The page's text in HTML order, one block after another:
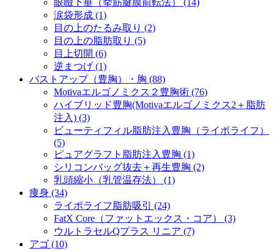
眼瞼下垂（挙筋腱膜前転法） (14)
涙袋形成 (1)
目の上のたるみ取り (2)
目の上の脂肪取り (5)
目上切開 (6)
逆まつげ (1)
バストアップ（豊胸）・胸 (88)
Motivaエルゴノミクス２豊胸術 (76)
ハイブリッド豊胸(Motivaエルゴノミクス2＋脂肪
注入) (3)
ビューティフィル脂肪注入豊胸（ライポライフ）
(5)
ピュアグラフト脂肪注入豊胸 (1)
シリコンバッグ抜去＋再生豊胸 (2)
乳頭縮小（乳管温存法） (1)
痩身 (34)
ライポライフ脂肪吸引 (24)
FatX Core（ファットエックス・コア） (3)
ウルトラセルQプラス リニア (7)
アゴ (10)